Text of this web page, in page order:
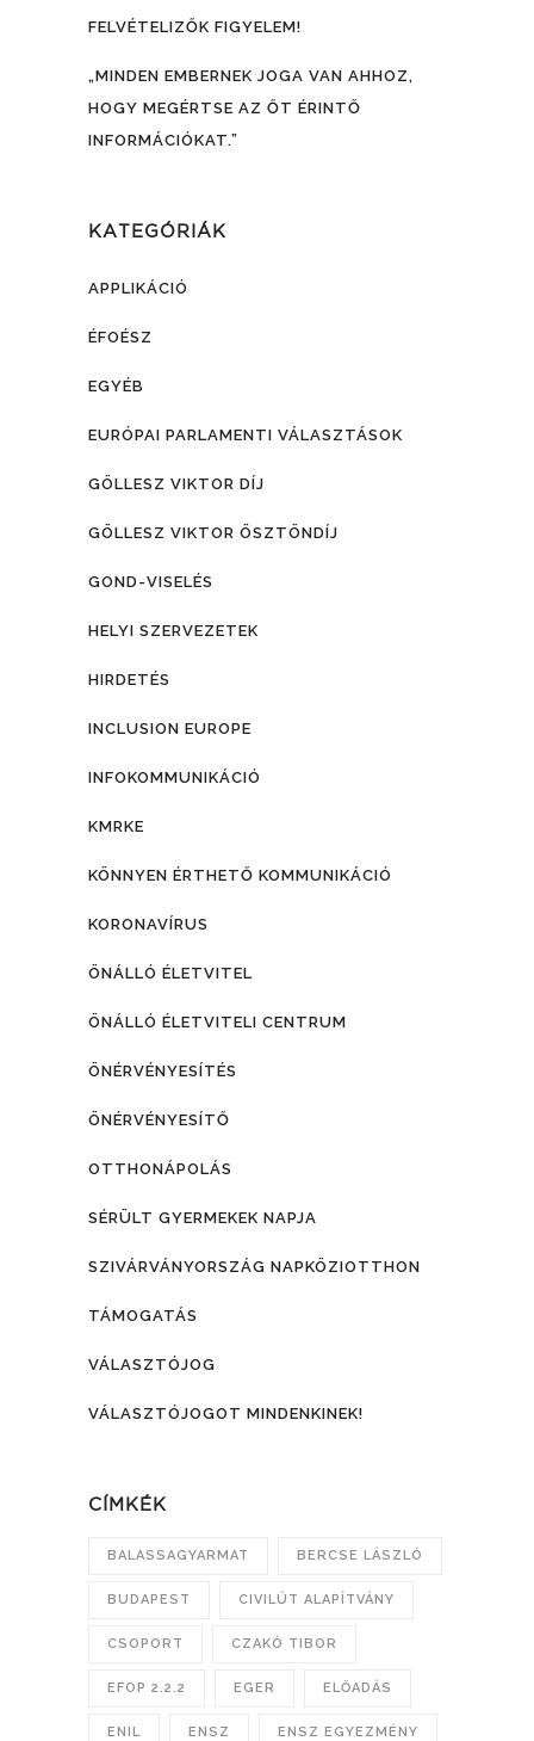
FELVÉTELIZŐK FIGYELEM!
„MINDEN EMBERNEK JOGA VAN AHHOZ,
HOGY MEGÉRTSE AZ ŐT ÉRINTŐ
INFORMÁCIÓKAT.”
KATEGÓRIÁK
APPLIKÁCIÓ
ÉFOÉSZ
EGYÉB
EURÓPAI PARLAMENTI VÁLASZTÁSOK
GÖLLESZ VIKTOR DÍJ
GÖLLESZ VIKTOR ÖSZTÖNDÍJ
GOND-VISELÉS
HELYI SZERVEZETEK
HIRDETÉS
INCLUSION EUROPE
INFOKOMMUNIKÁCIÓ
KMRKE
KÖNNYEN ÉRTHETŐ KOMMUNIKÁCIÓ
KORONAVÍRUS
ÖNÁLLÓ ÉLETVITEL
ÖNÁLLÓ ÉLETVITELI CENTRUM
ÖNÉRVÉNYESÍTÉS
ÖNÉRVÉNYESÍTŐ
OTTHONÁPOLÁS
SÉRÜLT GYERMEKEK NAPJA
SZIVÁRVÁNYORSZÁG NAPKÖZIOTTHON
TÁMOGATÁS
VÁLASZTÓJOG
VÁLASZTÓJOGOT MINDENKINEK!
CÍMKÉK
BALASSAGYARMAT BERCSE LÁSZLÓ
BUDAPEST CIVILÚT ALAPÍTVÁNY
CSOPORT CZAKÓ TIBOR
EFOP 2.2.2 EGER ELŐADÁS
ENIL ENSZ ENSZ EGYEZMÉNY